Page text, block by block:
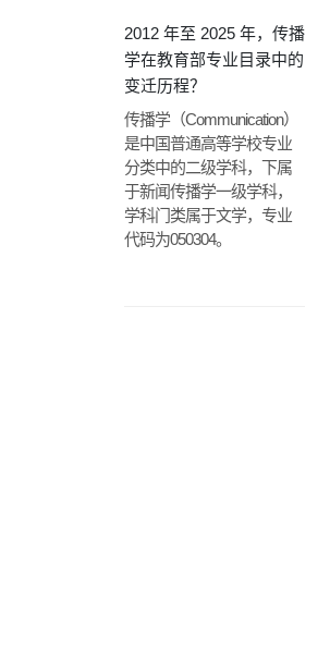
2012 年至 2025 年，传播
学在教育部专业目录中的
变迁历程？
传播学（Communication）
是中国普通高等学校专业
分类中的二级学科，下属
于新闻传播学一级学科，
学科门类属于文学，专业
代码为050304。